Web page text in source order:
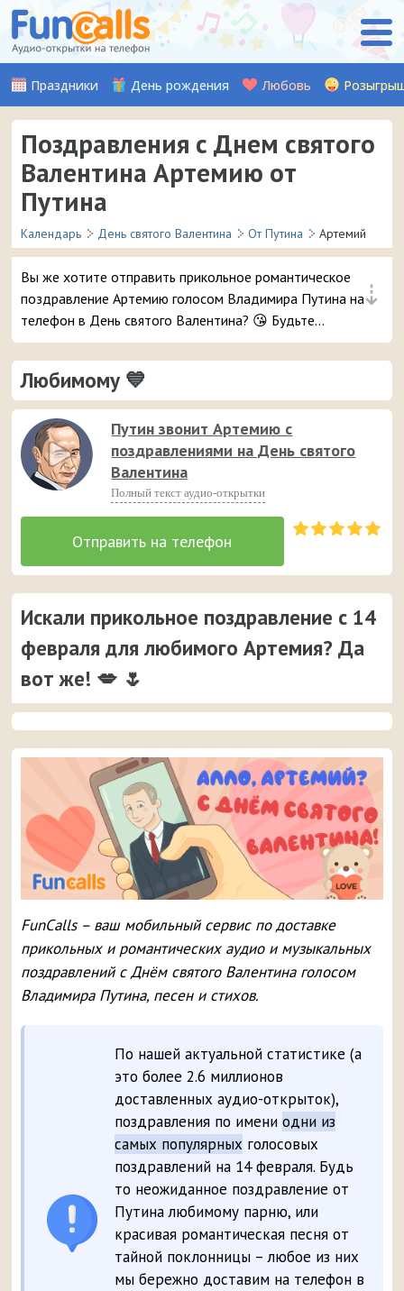
Праздники День рождения Любовь
Поздравления с Днем святого
Валентина Артемию от
Путина
Календарь День святого Валентина От Путина Артемий
⇣
Вы же хотите отправить прикольное романтическое
поздравление Артемию голосом Владимира Путина на
телефон в День святого Валентина? 😘 Будьте
уверены, ему точно понравится – и неожиданный
звонок и такое весёлое аудио признание ❤ 👏
Любимому 💙
Путин звонит Артемию с
поздравлениями на День святого
Валентина
Полный текст аудио-открытки
Искали прикольное поздравление с 14
февраля для любимого Артемия? Да
вот же! 💋 🌷
FunCalls – ваш мобильный сервис по доставке
прикольных и романтических аудио и музыкальных
поздравлений с Днём святого Валентина голосом
Владимира Путина, песен и стихов.
По нашей актуальной статистике (а
это более 2.6 миллионов
доставленных аудио-открыток),
поздравления по имениодни из
самых популярных голосовых
поздравлений на 14 февраля. Будь
то неожиданное поздравление от
Путина любимому парню, или
красивая романтическая песня от
тайной поклонницы – любое из них
мы бережно доставим на телефон в